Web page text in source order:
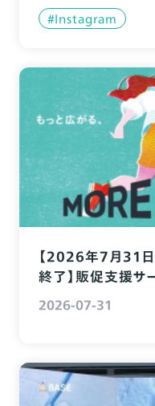
#Instagram
【2026年7月31
終了】販促支援サ
イト「more BASE」
2026-07-31